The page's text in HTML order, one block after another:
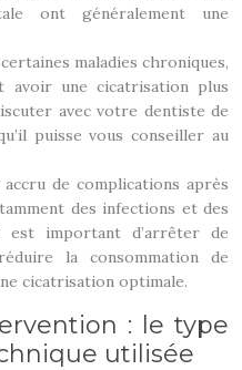
ont généralement une
maladies chroniques,
avoir une cicatrisation plus
avec votre dentiste de
puisse vous conseiller au
de complications après
des infections et des
est important d’arrêter de
la consommation de
cicatrisation optimale.
: le type
utilisée